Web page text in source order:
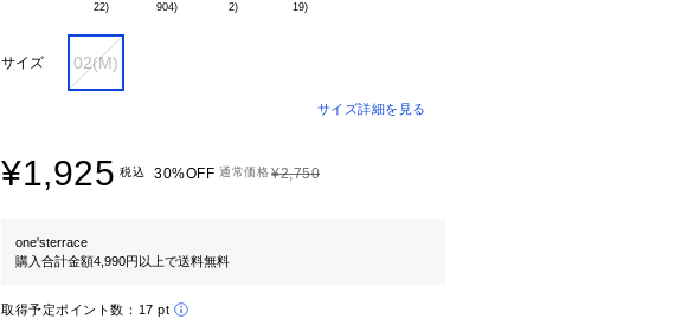
22)
19)
サイズ 02(M)
サイズ詳細を見る
¥1,925 税込 30%OFF 通常価格¥2,750
one'sterrace
購入合計金額4,990円以上で送料無料
取得予定ポイント数： 17 pt